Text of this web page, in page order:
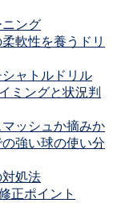
ング
軟性を養うドリ
ャトルドリル
ミングと状況判
ッシュか摘みか
強い球の使い分
処法
正ポイント